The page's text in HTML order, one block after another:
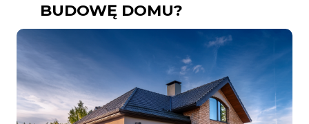
BUDOWĘ DOMU?